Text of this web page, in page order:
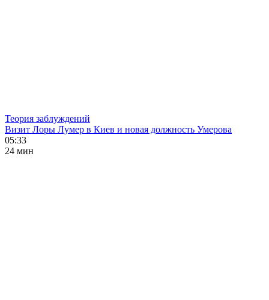
Теория заблуждений
Визит Лоры Лумер в Киев и новая должность Умерова
05:33
24 мин